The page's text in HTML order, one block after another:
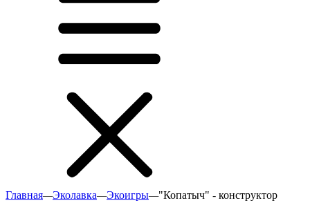
Главная—Эколавка—Экоигры—"Копатыч" - конструктор